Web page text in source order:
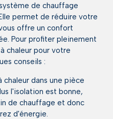
de chauffage
permet de réduire votre
offre un confort
Pour profiter pleinement
chaleur pour votre
conseils :
dans une pièce
l'isolation est bonne,
de chauffage et donc
d'énergie.